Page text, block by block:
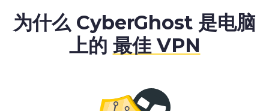
为什么 CyberGhost 是电脑
上的 最佳 VPN